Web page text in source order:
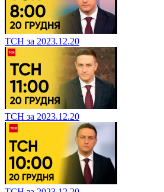
ТСН за 2023.12.20
ТСН за 2023.12.20